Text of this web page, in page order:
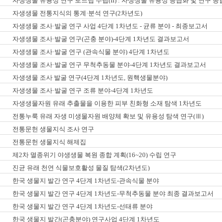
자생생물 전통지식의 통계·분석 연구(2차년도)
자생생물 조사·발굴 연구 사업 4단계 1차년도 - 균류 분야 - 최종보고서
자생생물 조사·발굴 연구(곤충 분야)-4단계 1차년도 결과보고서
자생생물 조사·발굴 연구 (관속식물 분야) 4단계 1차년도
자생생물 조사·발굴 연구 무척추동물 분야-4단계 1차년도 결과보고서
자생생물 조사 발굴 연구(4단계 1차년도, 원핵생물분야)
자생생물 조사·발굴 연구 조류 분야-4단계 1차년도
자생생물자원 유래 추출물을 이용한 피부 친화형 소재 탐색 1차년도
전통누룩 유래 자생 미생물자원 배양체 확보 및 유용성 탐색 연구(Ⅲ)
전통문헌 생물지식 조사 연구
전통문헌 생물지식 해제집
제2차 멸종위기 야생생물 복원 종합 계획(16~20) 수립 연구
진균 유래 천연 식물보호활성 물질 탐색(2차년도)
한국 생물지 발간 연구 4단계 1차년도-관속식물 분야
한국 생물지 발간 연구 4단계 1차년도-무척추동물 분야 최종 결과보고서
한국 생물지 발간 연구 4단계 1차년도-선태류 분야
한국 생물지 발간(곤충분야) 연구사업 4단계 1차년도